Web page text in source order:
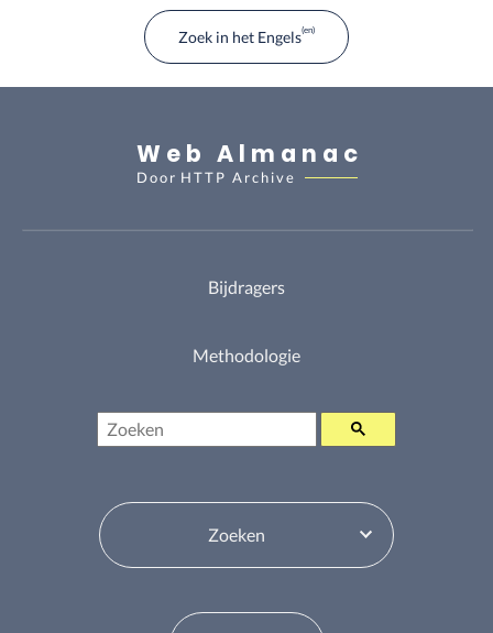
Zoek in het Engels
Web Almanac
Door HTTP Archive
Bijdragers
Methodologie
Zoeken
Inhoudsopgavewisselaar